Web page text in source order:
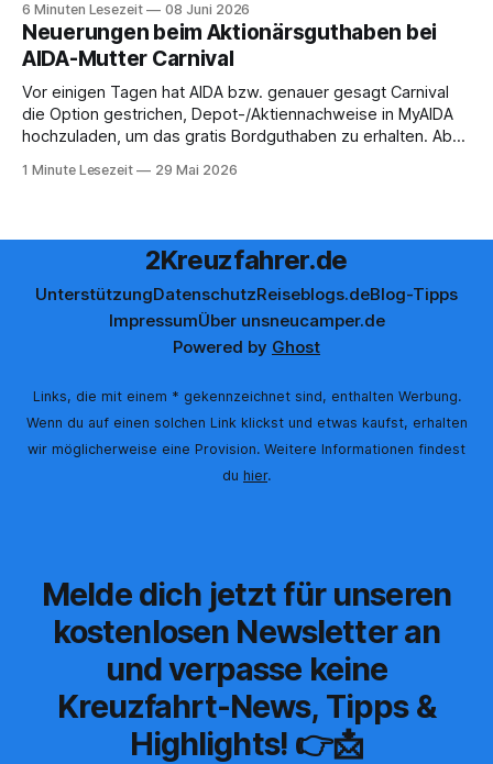
Saxonia ging es zur Mittagszeit von Mainz Richtung Koblenz
– und wir durften für ein
6 Minuten Lesezeit 08 Juni 2026
Neuerungen beim Aktionärsguthaben bei
AIDA-Mutter Carnival
Vor einigen Tagen hat AIDA bzw. genauer gesagt Carnival
die Option gestrichen, Depot-/Aktiennachweise in MyAIDA
hochzuladen, um das gratis Bordguthaben zu erhalten. Ab
werden, um das Bordguthaben zu erhalten. Bereits vor
1 Minute Lesezeit 29 Mai 2026
2Kreuzfahrer.de
UnterstützungDatenschutzReiseblogs.deBlog-Tipps
ImpressumÜber unsneucamper.de
Powered by Ghost
Links, die mit einem * gekennzeichnet sind, enthalten Werbung.
Wenn du auf einen solchen Link klickst und etwas kaufst, erhalten
wir möglicherweise eine Provision. Weitere Informationen findest
du hier.
Melde dich jetzt für unseren
kostenlosen Newsletter an
und verpasse keine
Kreuzfahrt-News, Tipps &
Highlights! 👉📩